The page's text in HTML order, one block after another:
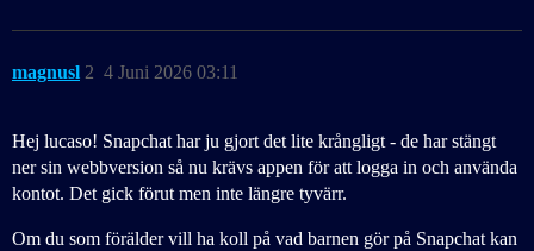
magnusl 4 Juni 2026 03:11
2
Hej lucaso! Snapchat har ju gjort det lite krångligt - de har stängt
ner sin webbversion så nu krävs appen för att logga in och använda
kontot. Det gick förut men inte längre tyvärr.
Om du som förälder vill ha koll på vad barnen gör på Snapchat kan